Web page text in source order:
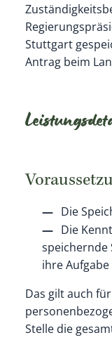
Stuttgart
Antrag beim
Die
Die
speichernde
ihre
Das gilt auch
Stelle die